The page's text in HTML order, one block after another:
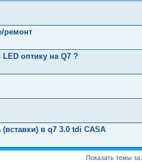
ремонт
оптику на Q7 ?
в q7 3.0 tdi CASA
Показать темы за: